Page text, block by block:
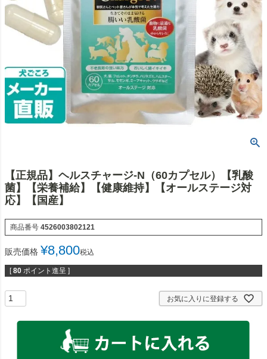
【正規品】ヘルスチャージ-N（60カプセル）【乳酸
菌】【栄養補給】【健康維持】【オールステージ対
応】【国産】
商品番号 4526003802121
販売価格 ¥8,800税込
[ 80 ポイント進呈 ]
お気に入りに登録する